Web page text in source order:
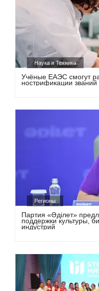
Наука и Техника
Учёные ЕАЭС смогут
нострификации званий
Регионы
Партия «Әділет»
поддержки культуры,
индустрий